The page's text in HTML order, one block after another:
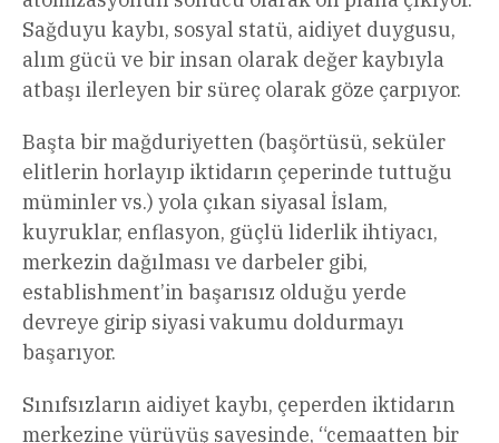
Sağduyu kaybı, sosyal statü, aidiyet duygusu,
alım gücü ve bir insan olarak değer kaybıyla
atbaşı ilerleyen bir süreç olarak göze çarpıyor.
Başta bir mağduriyetten (başörtüsü, seküler
elitlerin horlayıp iktidarın çeperinde tuttuğu
müminler vs.) yola çıkan siyasal İslam,
kuyruklar, enflasyon, güçlü liderlik ihtiyacı,
merkezin dağılması ve darbeler gibi,
establishment’in başarısız olduğu yerde
devreye girip siyasi vakumu doldurmayı
başarıyor.
Sınıfsızların aidiyet kaybı, çeperden iktidarın
merkezine yürüyüş sayesinde, “cemaatten bir